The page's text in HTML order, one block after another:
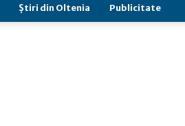
Știri din Oltenia Publicitate